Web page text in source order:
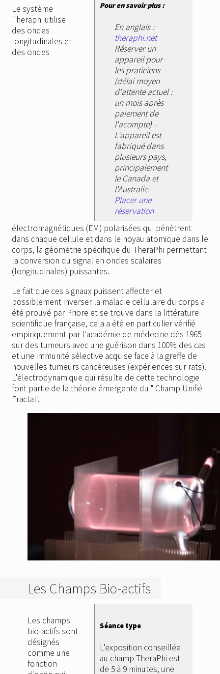
Pour en savoir plus :
En anglais :
theraphi.net
Réserver un
appareil pour
les praticiens
(délai moyen
d'attente actuel :
un mois après
paiement de
l'acompte) -
L'appareil est
fabriqué dans
plusieurs pays,
principalement
le Canada et
l'Australie.
Placer une
réservation
Le système
Theraphi utilise
des ondes
longitudinales et
des ondes
électromagnétiques (EM) polarisées qui pénètrent
dans chaque cellule et dans le noyau atomique dans le
corps, la géométrie spécifique du TheraPhi permettant
la conversion du signal en ondes scalaires
(longitudinales) puissantes.
Le fait que ces signaux puissent affecter et
possiblement inverser la maladie cellulaire du corps a
été prouvé par Priore et se trouve dans la littérature
scientifique française, cela a été en particulier vérifié
empiriquement par l'académie de médecine dès 1965
sur des tumeurs avec une guérison dans 100% des cas
et une immunité sélective acquise face à la greffe de
nouvelles tumeurs cancéreuses (expériences sur rats).
L'électrodynamique qui résulte de cette technologie
font partie de la théorie émergente du " Champ Unifié
Fractal".
Les Champs Bio-actifs
Séance type
L'exposition conseillée
au champ TheraPhi est
de 5 à 9 minutes, une
Les champs
bio-actifs sont
désignés
comme une
fonction